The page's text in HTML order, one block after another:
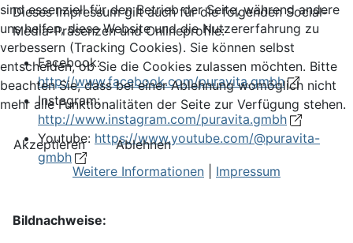
Dieses Impressum gilt auch für die folgenden Social-
Media-Präsenzen und Onlineprofile:
Facebook:
http://www.facebook.com/puravita.gmbh
Instagram:
http://www.instagram.com/puravita.gmbh
Youtube: https://www.youtube.com/@puravita-
gmbh
Bildnachweise:
sind essenziell für den Betrieb der Seite, während andere
uns helfen, diese Website und die Nutzererfahrung zu
verbessern (Tracking Cookies). Sie können selbst
entscheiden, ob Sie die Cookies zulassen möchten. Bitte
beachten Sie, dass bei einer Ablehnung womöglich nicht
mehr alle Funktionalitäten der Seite zur Verfügung stehen.
Akzeptieren
Ablehnen
Weitere Informationen
Impressum